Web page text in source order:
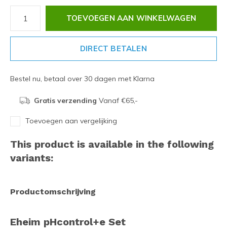
TOEVOEGEN AAN WINKELWAGEN
DIRECT BETALEN
Bestel nu, betaal over 30 dagen met Klarna
Gratis verzending Vanaf €65,-
Toevoegen aan vergelijking
This product is available in the following
variants:
Productomschrijving
Eheim pHcontrol+e Set